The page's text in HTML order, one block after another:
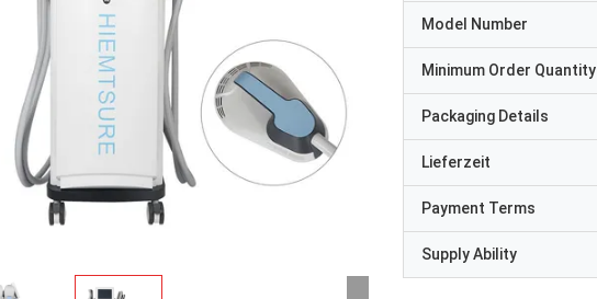
Model Number
Minimum Order Quantity
Packaging Details
Lieferzeit
Payment Terms
Supply Ability